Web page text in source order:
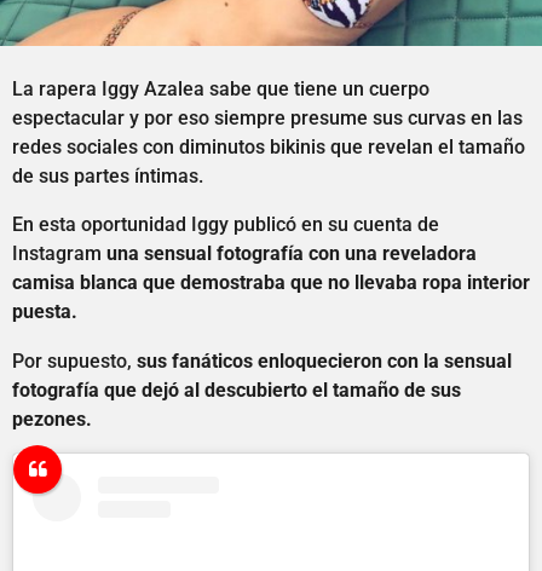
La rapera Iggy Azalea sabe que tiene un cuerpo
espectacular y por eso siempre presume sus curvas en las
redes sociales con diminutos bikinis que revelan el tamaño
de sus partes íntimas.
En esta oportunidad Iggy publicó en su cuenta de
Instagram una sensual fotografía con una reveladora
camisa blanca que demostraba que no llevaba ropa interior
puesta.
Por supuesto, sus fanáticos enloquecieron con la sensual
fotografía que dejó al descubierto el tamaño de sus
pezones.